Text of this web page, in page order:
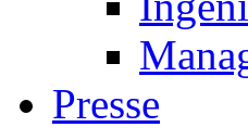
Presse